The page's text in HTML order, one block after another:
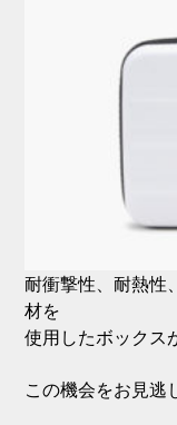
耐衝撃性、耐熱性
材を
使用したボックス
この機会をお見逃